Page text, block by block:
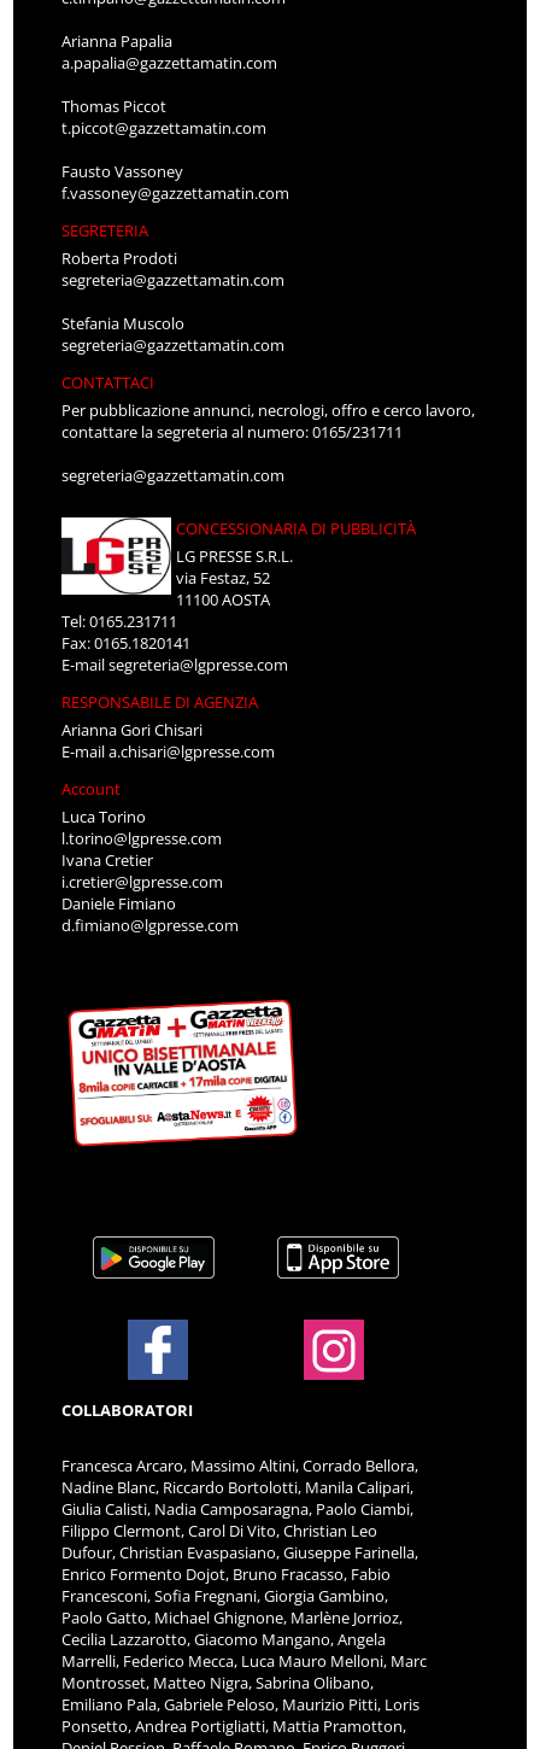
Arianna Papalia
a.papalia@gazzettamatin.com
Thomas Piccot
t.piccot@gazzettamatin.com
Fausto Vassoney
f.vassoney@gazzettamatin.com
SEGRETERIA
Roberta Prodoti
segreteria@gazzettamatin.com
Stefania Muscolo
segreteria@gazzettamatin.com
CONTATTACI
Per pubblicazione annunci, necrologi, offro e cerco lavoro,
contattare la segreteria al numero: 0165/231711
segreteria@gazzettamatin.com
CONCESSIONARIA DI PUBBLICITÀ
LG PRESSE S.R.L.
via Festaz, 52
11100 AOSTA
Tel: 0165.231711
Fax: 0165.1820141
E-mailsegreteria@lgpresse.com
RESPONSABILE DI AGENZIA
Arianna Gori Chisari
E-maila.chisari@lgpresse.com
Account
Luca Torino
l.torino@lgpresse.com
Ivana Cretier
i.cretier@lgpresse.com
Daniele Fimiano
d.fimiano@lgpresse.com
COLLABORATORI
Francesca Arcaro, Massimo Altini, Corrado Bellora,
Nadine Blanc, Riccardo Bortolotti, Manila Calipari,
Giulia Calisti, Nadia Camposaragna, Paolo Ciambi,
Filippo Clermont, Carol Di Vito, Christian Leo
Dufour, Christian Evaspasiano, Giuseppe Farinella,
Enrico Formento Dojot, Bruno Fracasso, Fabio
Francesconi, Sofia Fregnani, Giorgia Gambino,
Paolo Gatto, Michael Ghignone, Marlène Jorrioz,
Cecilia Lazzarotto, Giacomo Mangano, Angela
Marrelli, Federico Mecca, Luca Mauro Melloni, Marc
Montrosset, Matteo Nigra, Sabrina Olibano,
Emiliano Pala, Gabriele Peloso, Maurizio Pitti, Loris
Ponsetto, Andrea Portigliatti, Mattia Pramotton,